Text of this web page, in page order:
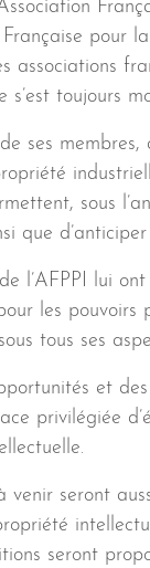
Française pour
associations
s’est toujours
ses membres,
sous
que
l’AFPPI lui
les
tous ses
et
privilégiée
venir seront
seront